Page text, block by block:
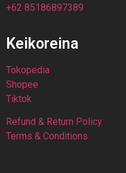
+62 85186897389
Keikoreina
Tokopedia
Shopee
Tiktok
Refund & Return Policy
Terms & Conditions